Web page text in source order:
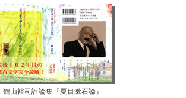
鶴山裕司評論集『夏目漱石論』